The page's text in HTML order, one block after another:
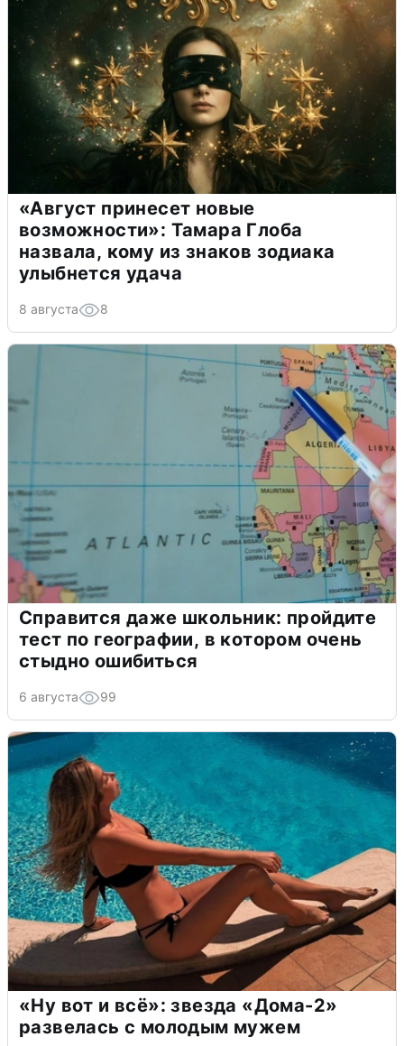
«Август принесет новые
возможности»: Тамара Глоба
назвала, кому из знаков зодиака
улыбнется удача
8 августа 8
Справится даже школьник: пройдите
тест по географии, в котором очень
стыдно ошибиться
6 августа 99
«Ну вот и всё»: звезда «Дома-2»
развелась с молодым мужем